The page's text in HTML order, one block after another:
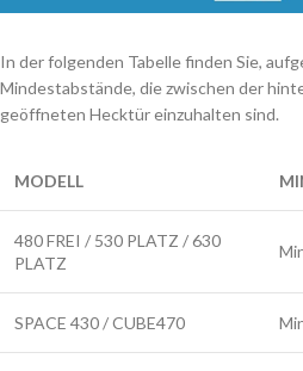
In der folgenden Tabelle finden Sie,
Mindestabstände, die zwischen der
geöffneten Hecktür einzuhalten sind.
MODELL
480 FREI / 530 PLATZ / 630
PLATZ
SPACE 430 / CUBE470